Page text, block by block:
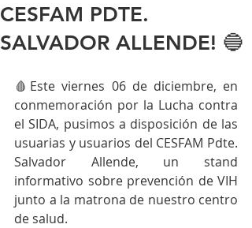
CESFAM PDTE.
SALVADOR ALLENDE! 🔵
🩸Este viernes 06 de diciembre, en
conmemoración por la Lucha contra
el SIDA, pusimos a disposición de las
usuarias y usuarios del CESFAM Pdte.
Salvador Allende, un stand
informativo sobre prevención de VIH
junto a la matrona de nuestro centro
de salud.